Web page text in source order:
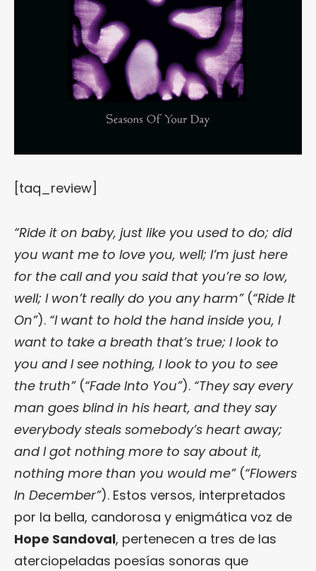
[taq_review]
“Ride it on baby, just like you used to do; did
you want me to love you, well; I’m just here
for the call and you said that you’re so low,
well; I won’t really do you any harm”(“Ride It
On”). “I want to hold the hand inside you, I
want to take a breath that’s true; I look to
you and I see nothing, I look to you to see
the truth”(“Fade Into You”). “They say every
man goes blind in his heart, and they say
everybody steals somebody’s heart away;
and I got nothing more to say about it,
nothing more than you would me”(“Flowers
In December”). Estos versos, interpretados
por la bella, candorosa y enigmática voz de
Hope Sandoval, pertenecen a tres de las
aterciopeladas poesías sonoras que